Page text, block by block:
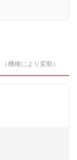
（機種により変動）